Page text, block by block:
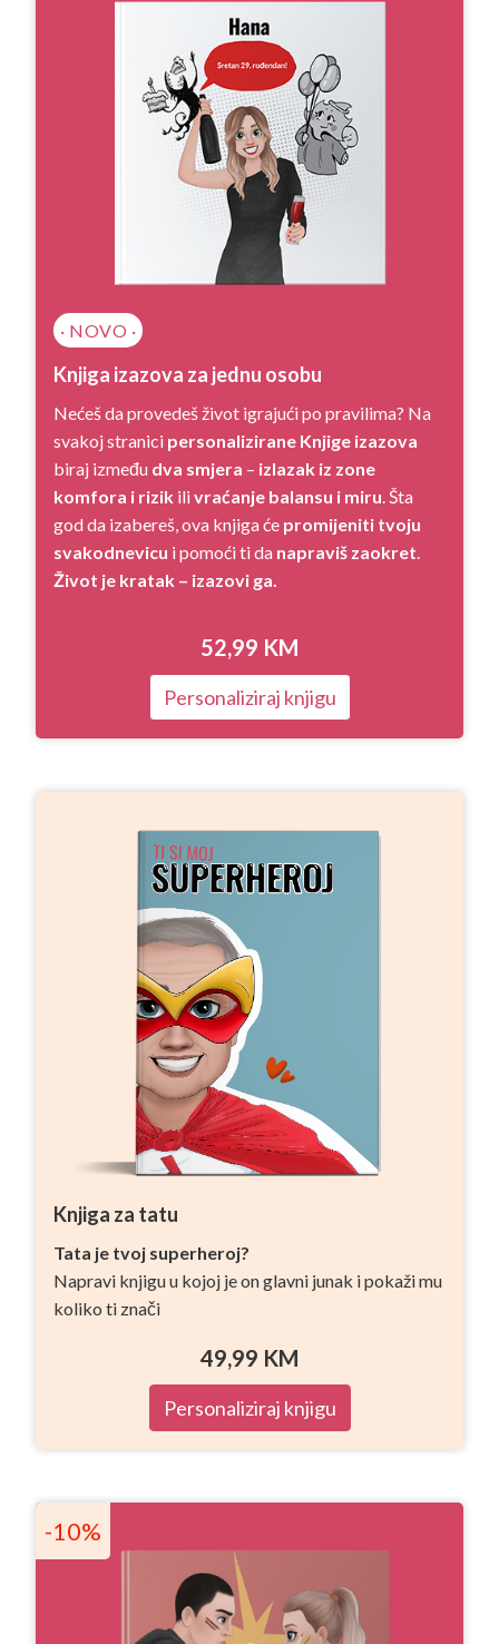
· NOVO ·
Knjiga izazova za jednu osobu
Nećeš da provedeš život igrajući po pravilima? Na
svakoj stranici personalizirane Knjige izazova
biraj između dva smjera – izlazak iz zone
komfora i rizik ilivraćanje balansu i miru. Šta
god da izabereš, ova knjiga će promijeniti tvoju
svakodnevicu i pomoći ti da napraviš zaokret.
Život je kratak – izazovi ga.
52,99 KM
Personaliziraj knjigu
Knjiga za tatu
Tata je tvoj superheroj?
Napravi knjigu u kojoj je on glavni junak i pokaži mu
koliko ti znači
49,99 KM
Personaliziraj knjigu
-10%